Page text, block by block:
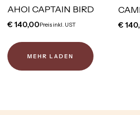
AHOI CAPTAIN BIRD
€ 140,00Preis inkl. UST €
MEHR LADEN